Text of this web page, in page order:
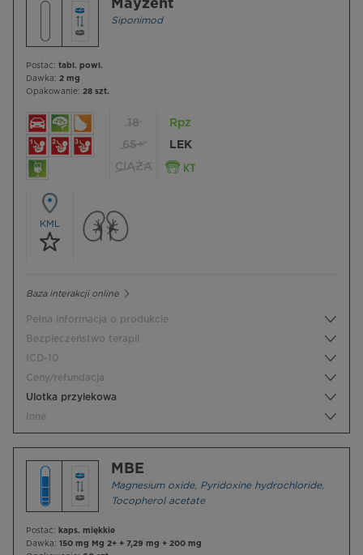
Mayzent
Siponimod
Postać: tabl. powl.
Dawka: 2 mg
Opakowanie: 28 szt.
18
65+
CIĄŻA
Rpz
LEK
KML
Baza interakcji online
Pełna informacja o produkcie
Bezpieczeństwo terapii
ICD-10
Ceny/refundacja
Ulotka przylekowa
Inne
MBE
Magnesium oxide, Pyridoxine hydrochloride,
Tocopherol acetate
Postać: kaps. miękkie
Dawka: 150 mg Mg 2+ + 7,29 mg + 200 mg